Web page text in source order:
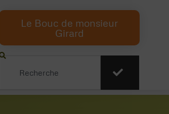
Le Bouc de monsieur
Girard
Rechercher